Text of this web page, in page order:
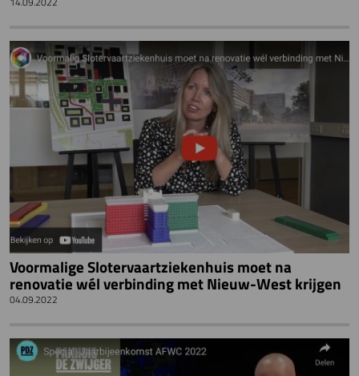
Voormalige Slotervaartziekenhuis moet na
renovatie wél verbinding met Nieuw-West krijgen
04.09.2022